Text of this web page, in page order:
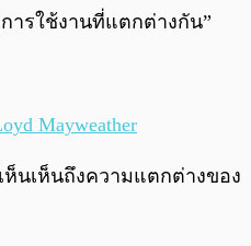
ารใช้งานที่แตกต่างกัน”
Mayweather
ห็นเห็นถึงความแตกต่างของ